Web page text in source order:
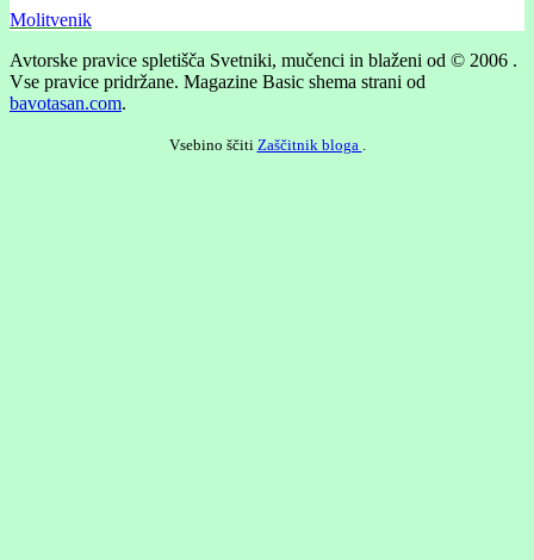
Molitvenik
Avtorske pravice spletišča Svetniki, mučenci in blaženi od © 2006 .
Vse pravice pridržane. Magazine Basic shema strani od
bavotasan.com.
Vsebino ščiti Zaščitnik bloga .